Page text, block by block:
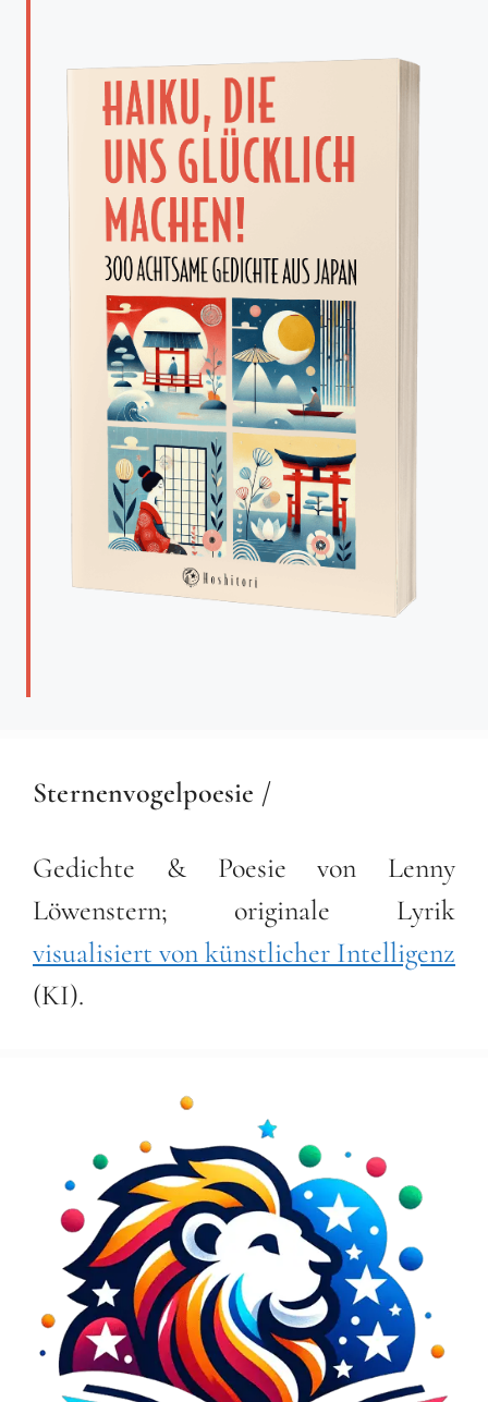
Sternenvogelpoesie /
Gedichte & Poesie von Lenny
Löwenstern; originale Lyrik
visualisiert von künstlicher Intelligenz
(KI).